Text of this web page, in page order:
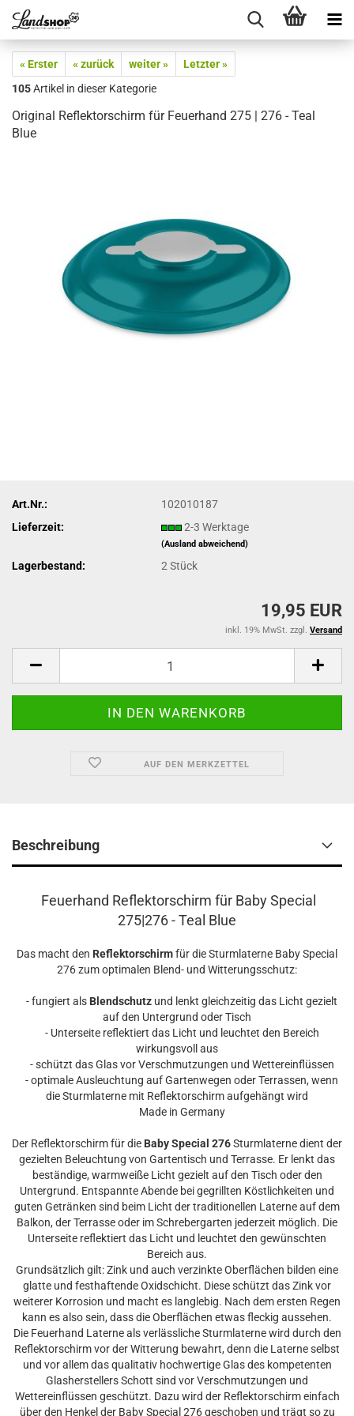
« Erster « zurück weiter »
Letzter »
105Artikel in dieser Kategorie
Original Reflektorschirm für Feuerhand 275 | 276 - Teal
Blue
Art.Nr.:
102010187
Lieferzeit:
2-3 Werktage
(Ausland abweichend)
Lagerbestand: 2Stück
19,95 EUR
inkl. 19% MwSt. zzgl. Versand
AUF DEN MERKZETTEL
Beschreibung
Feuerhand Reflektorschirm für Baby Special
275|276 - Teal Blue
Das macht den Reflektorschirmfür die Sturmlaterne Baby Special
276 zum optimalen Blend- und Witterungsschutz:
- fungiert als Blendschutz und lenkt gleichzeitig das Licht gezielt
auf den Untergrund oder Tisch
- Unterseite reflektiert das Licht und leuchtet den Bereich
wirkungsvoll aus
- schützt das Glas vor Verschmutzungen und Wettereinflüssen
- optimale Ausleuchtung auf Gartenwegen oder Terrassen, wenn
die Sturmlaterne mit Reflektorschirm aufgehängt wird
Made in Germany
Der Reflektorschirm für die Baby Special 276Sturmlaterne dient der
gezielten Beleuchtung von Gartentisch und Terrasse. Er lenkt das
beständige, warmweiße Licht gezielt auf den Tisch oder den
Untergrund. Entspannte Abende bei gegrillten Köstlichkeiten und
guten Getränken sind beim Licht der traditionellen Laterne auf dem
Balkon, der Terrasse oder im Schrebergarten jederzeit möglich. Die
Unterseite reflektiert das Licht und leuchtet den gewünschten
Bereich aus.
Grundsätzlich gilt: Zink und auch verzinkte Oberflächen bilden eine
glatte und festhaftende Oxidschicht. Diese schützt das Zink vor
weiterer Korrosion und macht es langlebig. Nach dem ersten Regen
kann es also sein, dass die Oberflächen etwas fleckig aussehen.
Die Feuerhand Laterne als verlässliche Sturmlaterne wird durch den
Reflektorschirm vor der Witterung bewahrt, denn die Laterne selbst
und vor allem das qualitativ hochwertige Glas des kompetenten
Glasherstellers Schott sind vor Verschmutzungen und
Wettereinflüssen geschützt. Dazu wird der Reflektorschirm einfach
über den Henkel der Baby Special 276 geschoben und trägt so zu